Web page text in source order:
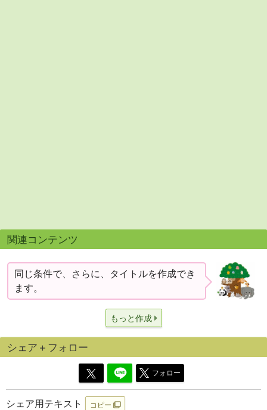
関連コンテンツ
同じ条件で、さらに、タイトルを作成でき
ます。
もっと作成
シェア＋フォロー
フォロー
シェア用テキスト コピー